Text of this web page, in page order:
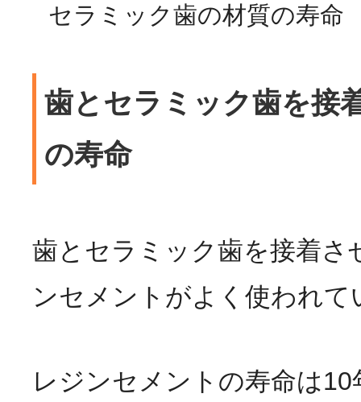
セラミック歯の材質の寿命
歯とセラミック歯を接
の寿命
歯とセラミック歯を接着さ
ンセメントがよく使われて
レジンセメントの寿命は